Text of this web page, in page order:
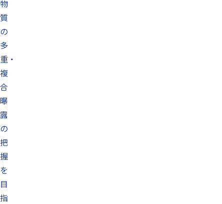
物
質
の
多
重・
複
合
曝
露
の
把
握
を
目
指